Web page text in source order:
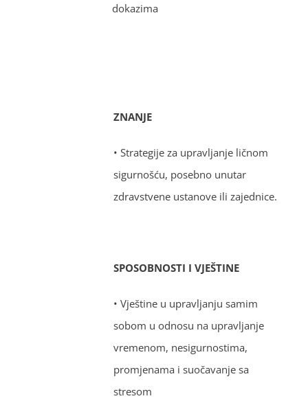
dokazima
ZNANJE
• Strategije za upravljanje ličnom
sigurnošću, posebno unutar
zdravstvene ustanove ili zajednice.
SPOSOBNOSTI I VJEŠTINE
• Vještine u upravljanju samim
sobom u odnosu na upravljanje
vremenom, nesigurnostima,
promjenama i suočavanje sa
stresom